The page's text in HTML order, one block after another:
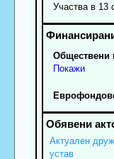
Участва в 13
Обществени
Покажи
Актуален
устав